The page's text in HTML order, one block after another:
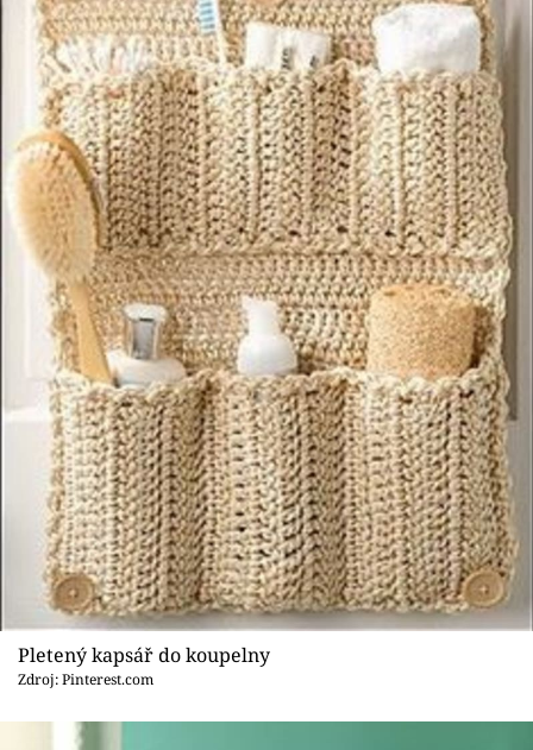
Pletený kapsář do koupelny
Zdroj: Pinterest.com